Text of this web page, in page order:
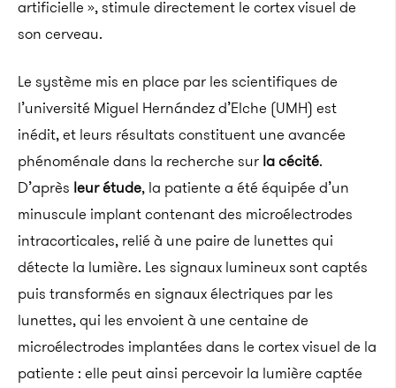
artificielle », stimule directement le cortex visuel de
son cerveau.
Le système mis en place par les scientifiques de
l’université Miguel Hernándezd’Elche (UMH) est
inédit, et leurs résultats constituent une avancée
phénoménale dans la recherche sur la cécité.
D’après leur étude, la patiente a été équipée d’un
minuscule implant contenant des microélectrodes
intracorticales, relié à une paire de lunettes qui
détecte la lumière. Les signaux lumineux sont captés
puis transformés en signaux électriques par les
lunettes, qui les envoient à une centaine de
microélectrodes implantées dans le cortex visuel de la
patiente : elle peut ainsi percevoir la lumière captée